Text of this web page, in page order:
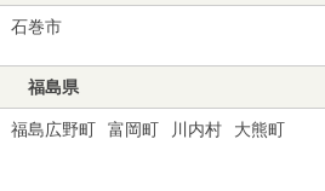
石巻市
福島県
福島広野町 富岡町 川内村
大熊町